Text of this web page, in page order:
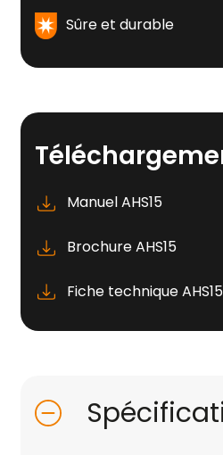
Sûre et durable
Manuel AHS15
Brochure AHS15
Fiche technique AHS15